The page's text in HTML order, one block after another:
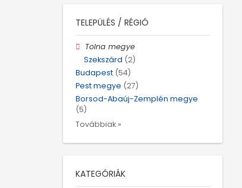
TELEPÜLÉS / RÉGIÓ
Tolna megye
Szekszárd (2)
Budapest (54)
Pest megye (27)
Borsod-Abaúj-Zemplén megye
(5)
Továbbiak »
KATEGÓRIÁK